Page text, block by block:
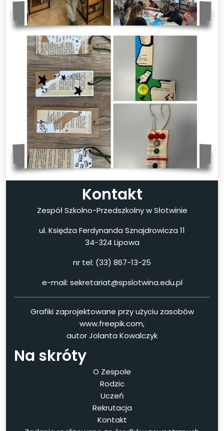
Kontakt
Zespół Szkolno-Przedszkolny w Słotwinie
ul. Księdza Ferdynanda Sznajdrowicza 11
34-324 Lipowa
nr tel: (33) 867-13-25
e-mail: sekretariat@spslotwina.edu.pl
Grafiki zaprojektowane przy użyciu zasobów
www.freepik.com,
autor Jolanta Kowalczyk
Na skróty
O Zespole
Rodzic
Uczeń
Rekrutacja
Kontakt